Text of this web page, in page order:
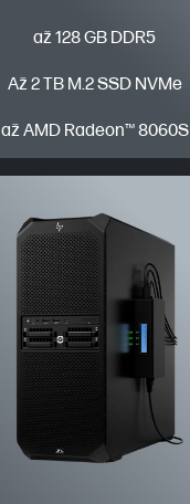
až 128 GB DDR5
Až 2 TB M.2 SSD NVMe
až AMD Radeon™ 8060S